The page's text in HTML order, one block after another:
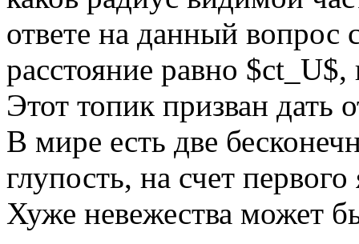
ответе на данный вопрос
расстояние равно
Этот топик призван дать
В мире есть две
глупость, на счет
Хуже невежества может